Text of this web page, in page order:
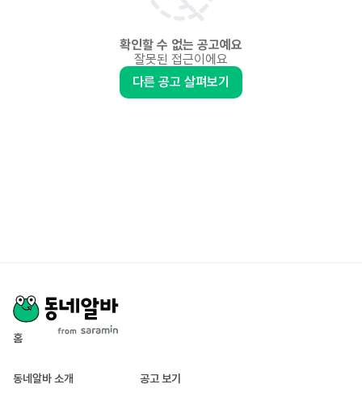
확인할 수 없는 공고예요
잘못된 접근이에요
다른 공고 살펴보기
홈
동네알바 소개 공고 보기